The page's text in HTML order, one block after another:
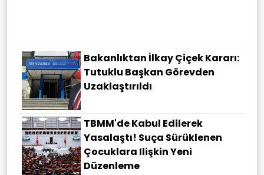
Bakanlıktan İlkay Çiçek Kararı:
Tutuklu Başkan Görevden
Uzaklaştırıldı
TBMM'de Kabul Edilerek
Yasalaştı! Suça Sürüklenen
Çocuklara Ilişkin Yeni
Düzenleme